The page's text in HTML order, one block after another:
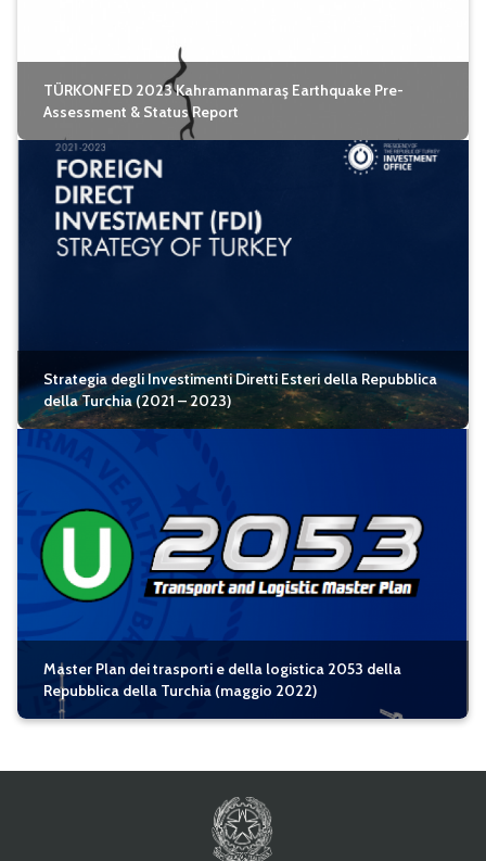
TÜRKONFED 2023 Kahramanmaraş Earthquake Pre-
Assessment & Status Report
Strategia degli Investimenti Diretti Esteri della Repubblica
della Turchia (2021 – 2023)
Master Plan dei trasporti e della logistica 2053 della
Repubblica della Turchia (maggio 2022)